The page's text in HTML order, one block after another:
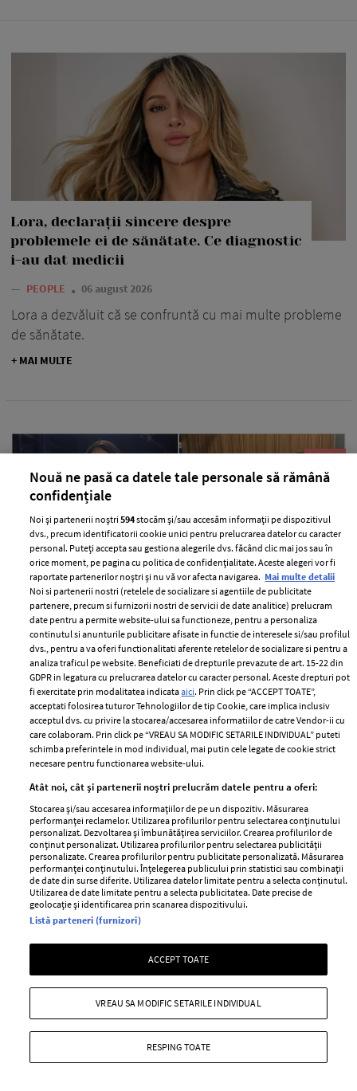
Lora, declarații sincere despre
problemele ei de sănătate. Ce diagnostic
i-au dat medicii
— PEOPLE 06 august 2026
Lora a dezvăluit că se confruntă cu mai multe probleme
de sănătate.
+ MAI MULTE
Situația neplăcută prin care a trecut
Anca Serea în timpul călătoriei cu
trenul în Italia, alături de copii: "Suntem
șocați, nu știm ce putem să facem..."
PEOPLE 06 august 2026
Anca Serea a povestit pe rețelele de socializare o situație
extrem de neplăcută prin care ea și copiii ei au trecut.
+ MAI MULTE
MAI MULTE ARTICOLE
ABONEAZĂ-TE LA NEWSLETTER
Nouă ne pasă ca datele tale personale să rămână
confidențiale
Noi și partenerii noștri594stocăm și/sau accesăm informații pe dispozitivul
dvs., precum identificatorii cookie unici pentru prelucrarea datelor cu caracter
personal. Puteți accepta sau gestiona alegerile dvs. făcând clic mai jos sau în
orice moment, pe pagina cu politica de confidențialitate. Aceste alegeri vor fi
raportate partenerilor noștri și nu vă vor afecta navigarea. Mai multe detalii
Noi si partenerii nostri (retelele de socializare si agentiile de publicitate
partenere, precum si furnizorii nostri de servicii de date analitice) prelucram
date pentru a permite website-ului sa functioneze, pentru a personaliza
continutul si anunturile publicitare afisate in functie de interesele si/sau profilul
dvs., pentru a va oferi functionalitati aferente retelelor de socializare si pentru a
analiza traficul pe website. Beneficiati de drepturile prevazute de art. 15-22 din
GDPR in legatura cu prelucrarea datelor cu caracter personal. Aceste drepturi pot
fi exercitate prin modalitatea indicataaici. Prin click pe “ACCEPT TOATE”,
acceptati folosirea tuturor Tehnologiilor de tip Cookie, care implica inclusiv
acceptul dvs. cu privire la stocarea/accesarea informatiilor de catre Vendor-ii cu
care colaboram. Prin click pe “VREAU SA MODIFIC SETARILE INDIVIDUAL” puteti
schimba preferintele in mod individual, mai putin cele legate de cookie strict
necesare pentru functionarea website-ului.
Atât noi, cât și partenerii noștri prelucrăm datele pentru a oferi:
Stocarea și/sau accesarea informațiilor de pe un dispozitiv. Măsurarea
performanței reclamelor. Utilizarea profilurilor pentru selectarea conținutului
personalizat. Dezvoltarea și îmbunătățirea serviciilor. Crearea profilurilor de
conținut personalizat. Utilizarea profilurilor pentru selectarea publicității
personalizate. Crearea profilurilor pentru publicitate personalizată. Măsurarea
performanței conținutului. Înțelegerea publicului prin statistici sau combinații
de date din surse diferite. Utilizarea datelor limitate pentru a selecta conținutul.
Utilizarea de date limitate pentru a selecta publicitatea. Date precise de
geolocație și identificarea prin scanarea dispozitivului.
Listă parteneri (furnizori)
ACCEPT TOATE
RESPING TOATE
VREAU SA MODIFIC SETARILE INDIVIDUAL